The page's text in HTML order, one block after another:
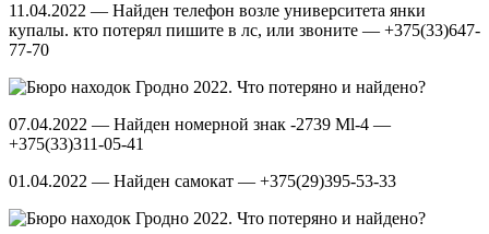
11.04.2022 — Найден телефон возле университета янки
купалы. кто потерял пишите в лс, или звоните — +375(33)647-
77-70
07.04.2022 — Найден номерной знак -2739 Мl-4 —
+375(33)311-05-41
01.04.2022 — Найден самокат — +375(29)395-53-33